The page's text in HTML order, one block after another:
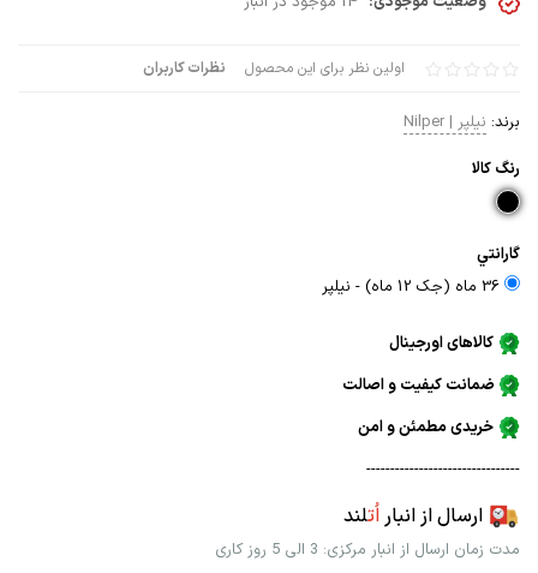
اولین نظر برای این محصول نظرات کاربران
برند: نیلپر | Nilper
رنگ كالا
گارانتي
36 ماه (جک 12 ماه) - نيلپر
کالاهای اورجینال
ضمانت کیفیت و اصالت
خریدی مطمئن و امن
--------------------------------
ارسال از انباراُتلند
مدت زمان ارسال از انبار مرکزی: 3 الی 5 روز کاری